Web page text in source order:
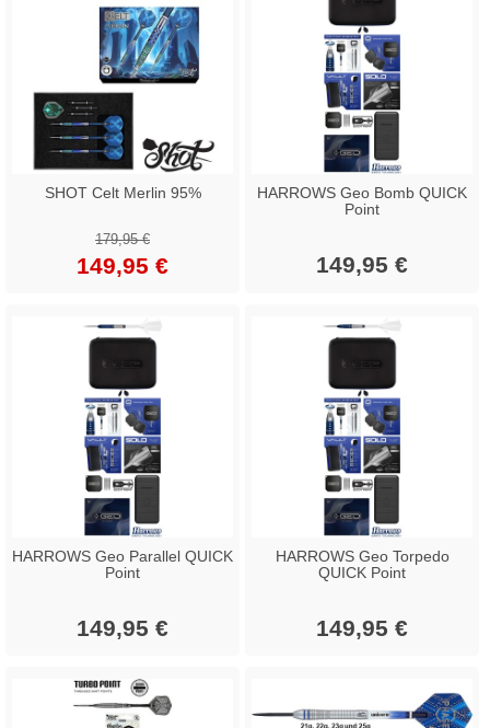
SHOT Celt Merlin 95%
179,95 €
149,95 €
HARROWS Geo Bomb QUICK
Point
149,95 €
HARROWS Geo Parallel QUICK
Point
149,95 €
HARROWS Geo Torpedo
QUICK Point
149,95 €